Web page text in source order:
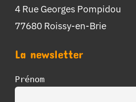
4 Rue Georges Pompidou
77680 Roissy-en-Brie
La newsletter
Prénom